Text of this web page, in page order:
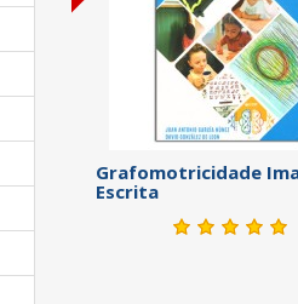
Grafomotricidade
Escrita